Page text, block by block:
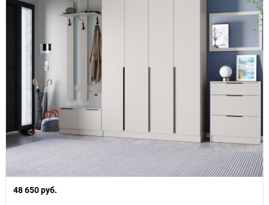
48 650 руб.